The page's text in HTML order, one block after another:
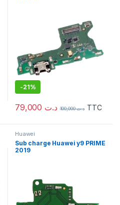
-21%
د.ت د.ت100,000 TTC
Huawei
Sub charge Huawei y9 PRIME
2019